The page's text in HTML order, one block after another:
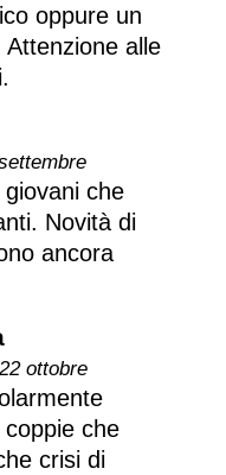
oppure un
alle
che
Novità di
ancora
ottobre
che
crisi di